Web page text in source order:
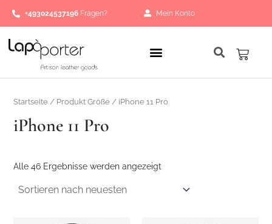
Inhalt
springen
+493024537196 Fragen? Mein Konto
Startseite/ Produkt Größe / iPhone 11 Pro
iPhone 11 Pro
Alle 46 Ergebnisse werden angezeigt
neuesten